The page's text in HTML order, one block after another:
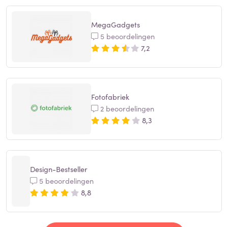
MegaGadgets
5 beoordelingen
7,2
Fotofabriek
2 beoordelingen
8,3
Design-Bestseller
5 beoordelingen
8,8